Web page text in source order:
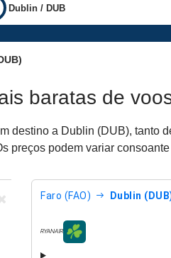
baratas de
destino a Dublin (DUB), tanto
preços podem variar
Faro (FAO) Dublin
companhias aéreas